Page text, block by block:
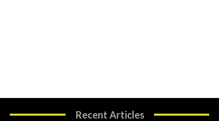
Recent Articles